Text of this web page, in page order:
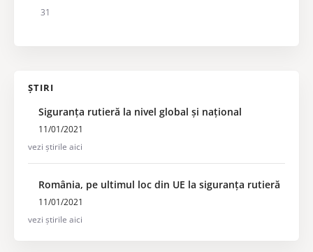
31
ȘTIRI
Siguranța rutieră la nivel global și național
11/01/2021
vezi știrile aici
România, pe ultimul loc din UE la siguranța rutieră
11/01/2021
vezi știrile aici